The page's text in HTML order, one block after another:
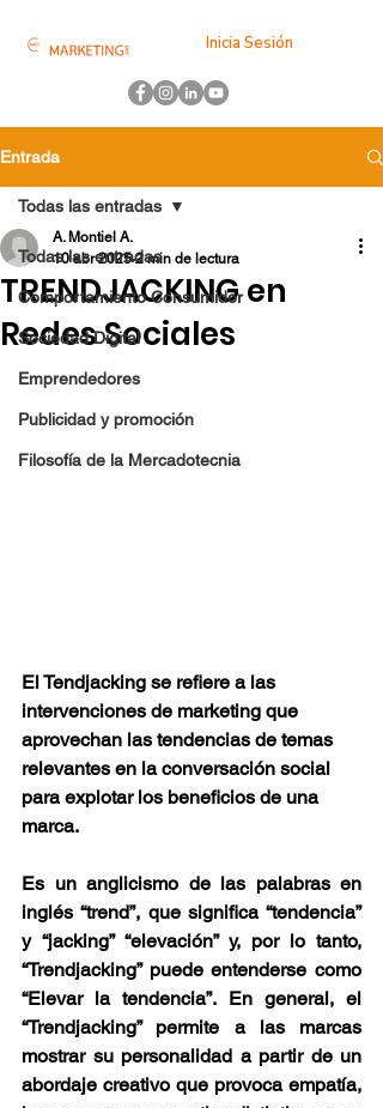
Inicia Sesión
Entrada
Todas las entradas
Comportamiento Consumidor
Sociedad Digital
Emprendedores
Publicidad y promoción
Filosofía de la Mercadotecnia
Todas las entradas
TRENDJACKING en
Redes Sociales
A. Montiel A.
10 abr 2025 2 min de lectura
El Tendjacking se refiere a las
intervenciones de marketing que
aprovechan las tendencias de temas
relevantes en la conversación social
para explotar los beneficios de una
marca.
Es un anglicismo de las palabras en
inglés “trend”, que significa “tendencia”
y “jacking” “elevación” y, por lo tanto,
“Trendjacking” puede entenderse como
“Elevar la tendencia”. En general, el
“Trendjacking” permite a las marcas
mostrar su personalidad a partir de un
abordaje creativo que provoca empatía,